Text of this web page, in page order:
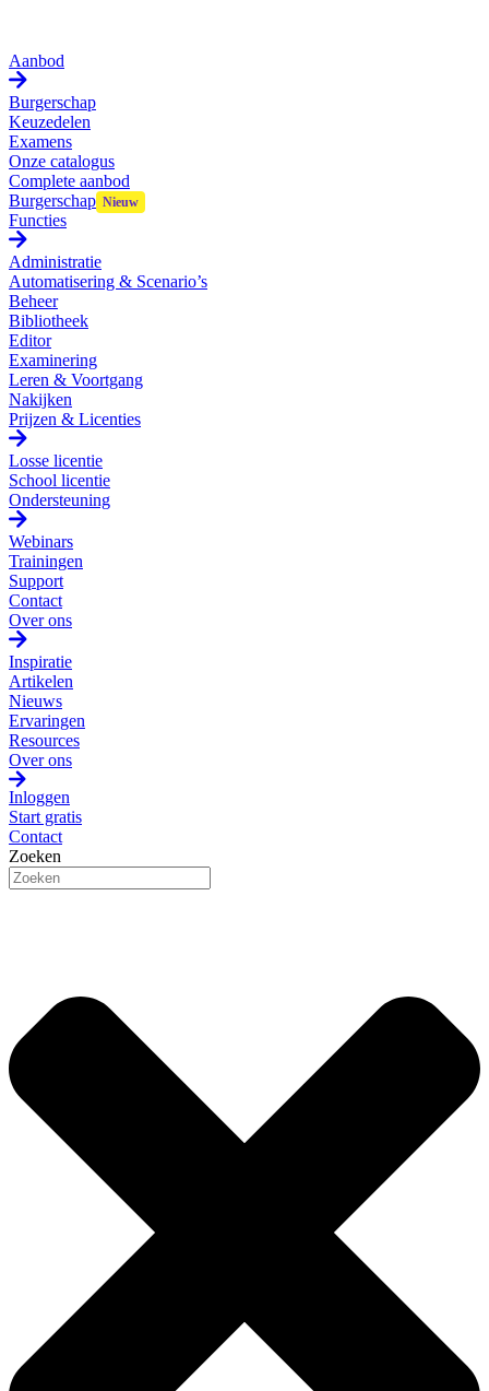
Aanbod
Burgerschap
Keuzedelen
Examens
Onze catalogus
Complete aanbod
Burgerschap
Functies
Administratie
Automatisering & Scenario’s
Beheer
Bibliotheek
Editor
Examinering
Leren & Voortgang
Nakijken
Prijzen & Licenties
Losse licentie
School licentie
Ondersteuning
Webinars
Trainingen
Support
Contact
Over ons
Inspiratie
Artikelen
Nieuws
Ervaringen
Resources
Over ons
Inloggen
Start gratis
Contact
Zoeken